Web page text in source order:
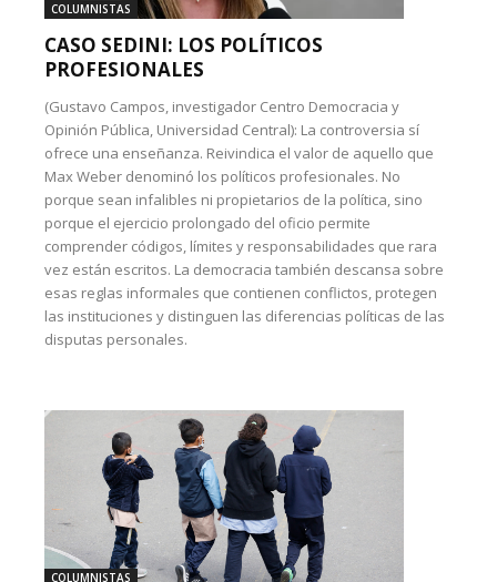
COLUMNISTAS
CASO SEDINI: LOS POLÍTICOS
PROFESIONALES
(Gustavo Campos, investigador Centro Democracia y
Opinión Pública, Universidad Central): La controversia sí
ofrece una enseñanza. Reivindica el valor de aquello que
Max Weber denominó los políticos profesionales. No
porque sean infalibles ni propietarios de la política, sino
porque el ejercicio prolongado del oficio permite
comprender códigos, límites y responsabilidades que rara
vez están escritos. La democracia también descansa sobre
esas reglas informales que contienen conflictos, protegen
las instituciones y distinguen las diferencias políticas de las
disputas personales.
COLUMNISTAS